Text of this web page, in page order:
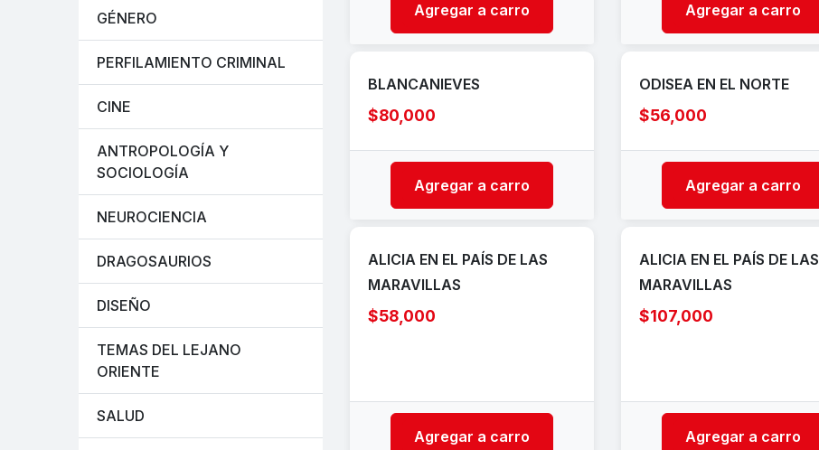
GÉNERO
PERFILAMIENTO CRIMINAL
CINE
ANTROPOLOGÍA Y
SOCIOLOGÍA
NEUROCIENCIA
DRAGOSAURIOS
DISEÑO
TEMAS DEL LEJANO
ORIENTE
SALUD
Agregar a carro Agregar a carro
BLANCANIEVES
$80,000
Agregar a carro
ODISEA EN EL NORTE
$56,000
Agregar a carro
ALICIA EN EL PAÍS DE LAS
MARAVILLAS
$58,000
Agregar a carro
ALICIA EN EL PAÍS DE LAS
MARAVILLAS
$107,000
Agregar a carro